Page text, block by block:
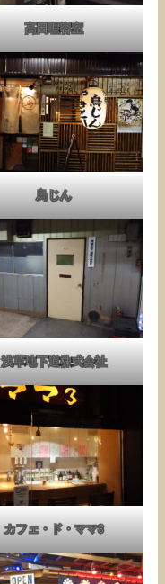
高田理容室
鳥じん
浅草地下道株式会社
カフェ・ド・ママ3